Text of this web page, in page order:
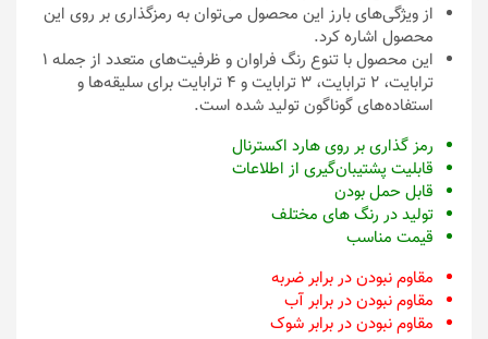
از ویژگی‌های بارز این محصول می‌توان به رمزگذاری بر روی این
محصول اشاره کرد.
این محصول با تنوع رنگ فراوان و ظرفیت‌های متعدد از جمله 1
ترابایت، 2 ترابایت، 3 ترابایت و 4 ترابایت برای سلیقه‌ها و
استفاده‌های گوناگون تولید شده است.
رمز گذاری بر روی هارد اکسترنال
قابلیت پشتیبان‌گیری از اطلاعات
قابل حمل بودن
تولید در رنگ های مختلف
قیمت مناسب
مقاوم نبودن در برابر ضربه
مقاوم نبودن در برابر آب
مقاوم نبودن در برابر شوک